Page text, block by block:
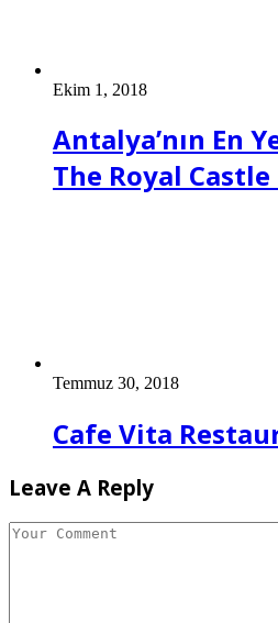
Ekim 1, 2018
Antalya’nın En
The Royal
Temmuz 30, 2018
Cafe Vita
Leave A Reply